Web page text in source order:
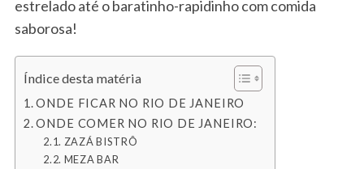
estrelado até o baratinho-rapidinho com comida
saborosa!
Índice desta matéria
ONDE FICAR NO RIO DE JANEIRO
ONDE COMER NO RIO DE JANEIRO:
ZAZÁ BISTRÔ
MEZA BAR